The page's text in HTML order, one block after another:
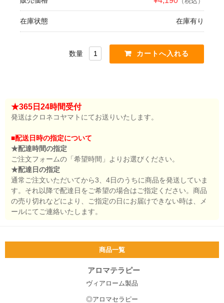
在庫状態 在庫有り
数量
★365日24時間受付
発送はクロネコヤマトにてお送りいたします。
■配送日時の指定について
★配達時間の指定
ご注文フォームの「希望時間」よりお選びください。
★配達日の指定
通常ご注文いただいてから3、4日のうちに商品を発送していま
す。それ以降で配達日をご希望の場合はご指定ください。商品
の売り切れなどにより、ご指定の日にお届けできない時は、メ
ールにてご連絡いたします。
商品一覧
アロマテラピー
ヴィアローム製品
◎アロマセラピー